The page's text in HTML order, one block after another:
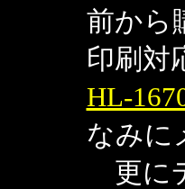
前から
印刷対
HL-
なみに
更に